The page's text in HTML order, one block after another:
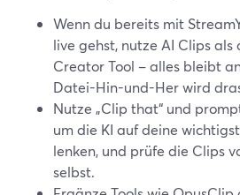
Wenn du bereits mit
live gehst, nutze AI Clips
Creator Tool – alles bleibt
Datei-Hin-und-Her wird
Nutze „Clip that“ und
um die KI auf deine
lenken, und prüfe die Clips
selbst.